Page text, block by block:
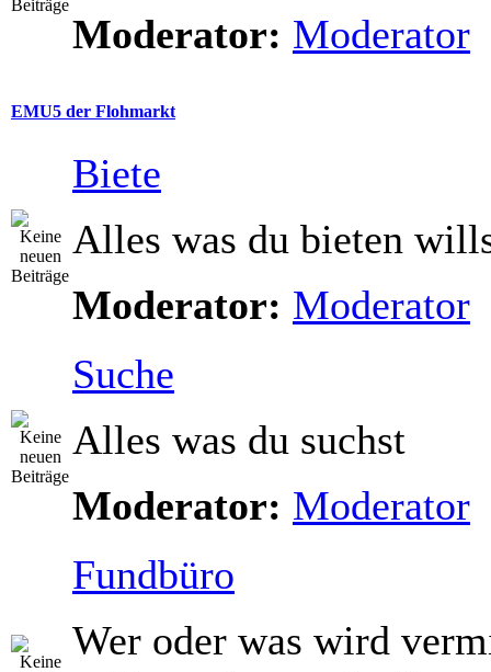
Moderator: Moderator
EMU5 der Flohmarkt
Biete
Alles was du bieten
Moderator: Moderator
Suche
Alles was du suchst
Moderator: Moderator
Fundbüro
Wer oder was wird